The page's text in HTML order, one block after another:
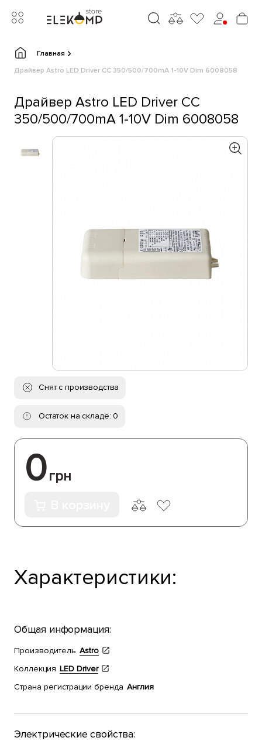
Главная
Драйвер Astro LED Driver CC 350/500/700mA 1-10V Dim 6008058
Драйвер Astro LED Driver CC
350/500/700mA 1-10V Dim 6008058
Снят с производства
Остаток на складе: 0
0грн
Характеристики:
Общая информация:
Производитель Astro
Коллекция LED Driver
Страна регистрации бренда Англия
Электрические свойства: